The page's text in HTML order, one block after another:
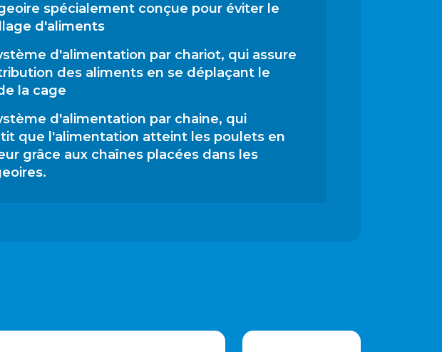
spécialement conçue pour éviter le
d'aliments
d'alimentation par chariot, qui assure
des aliments en se déplaçant le
la cage
d'alimentation par chaine, qui
que l'alimentation atteint les poulets en
grâce aux chaînes placées dans les